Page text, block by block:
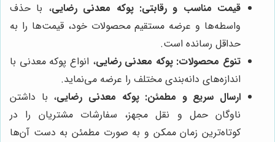
قیمت مناسب و رقابتی: پوکه معدنی رضایی، با حذف
واسطه‌ها و عرضه مستقیم محصولات خود، قیمت‌ها را به
حداقل رسانده است.
تنوع محصولات: پوکه معدنی رضایی، انواع پوکه معدنی با
اندازه‌های دانه‌بندی مختلف را عرضه می‌نماید.
ارسال سریع و مطمئن: پوکه معدنی رضایی، با داشتن
ناوگان حمل و نقل مجهز، سفارشات مشتریان را در
کوتاه‌ترین زمان ممکن و به صورت مطمئن به دست آن‌ها